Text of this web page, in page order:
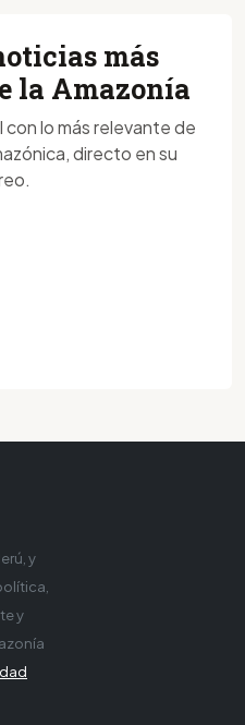
más
la Amazonía
lo más relevante de
directo en su
y
y